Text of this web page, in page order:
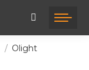
Olight